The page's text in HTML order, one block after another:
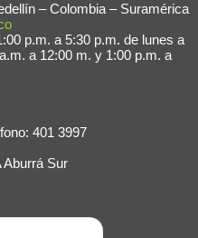
– Colombia – Suramérica
p.m. a 5:30 p.m. de lunes a
a 12:00 m. y 1:00 p.m. a
401 3997
Sur